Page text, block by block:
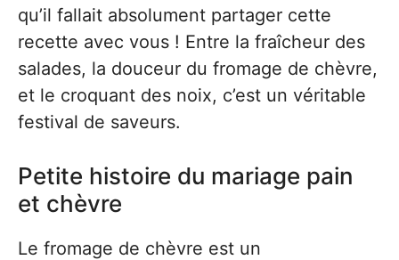
qu’il fallait absolument partager cette
recette avec vous ! Entre la fraîcheur des
salades, la douceur du fromage de chèvre,
et le croquant des noix, c’est un véritable
festival de saveurs.
Petite histoire du mariage pain
et chèvre
Le fromage de chèvre est un